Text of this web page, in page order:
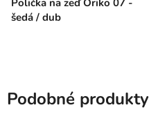
šedá / dub
Podobné produkty